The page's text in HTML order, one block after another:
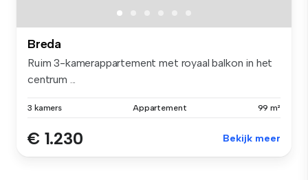
Breda
Ruim 3-kamerappartement met royaal balkon in het
centrum ...
3 kamers Appartement 99 m²
€ 1.230 Bekijk meer